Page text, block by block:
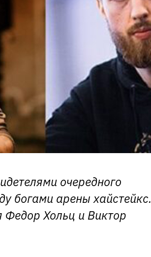
очередного
богами арены
Федор Хольц и Виктор